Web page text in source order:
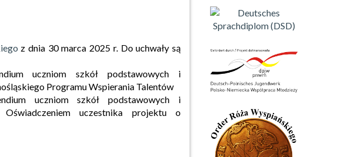
z dnia 30 marca 2025 r. Do uchwały są
uczniom szkół podstawowych i
Programu Wspierania Talentów
uczniom szkół podstawowych i
uczestnika projektu o